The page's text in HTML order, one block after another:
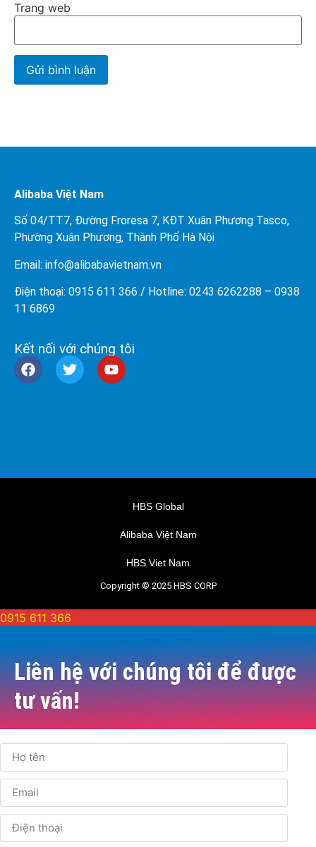
Trang web
Alibaba Việt Nam
Số 04/TT7, Đường Froresa 7, KĐT Xuân Phương Tasco,
Phường Xuân Phương, Thành Phố Hà Nội
Email: info@alibabavietnam.vn
Điện thoại: 0915 611 366 / Hotline: 0243 6262288 – 0938
11 6869
Kết nối với chúng tôi
HBS Global
Alibaba Việt Nam
HBS Viet Nam
Copyright © 2025 HBS CORP
0915 611 366
Liên hệ với chúng tôi để được
tư vấn!